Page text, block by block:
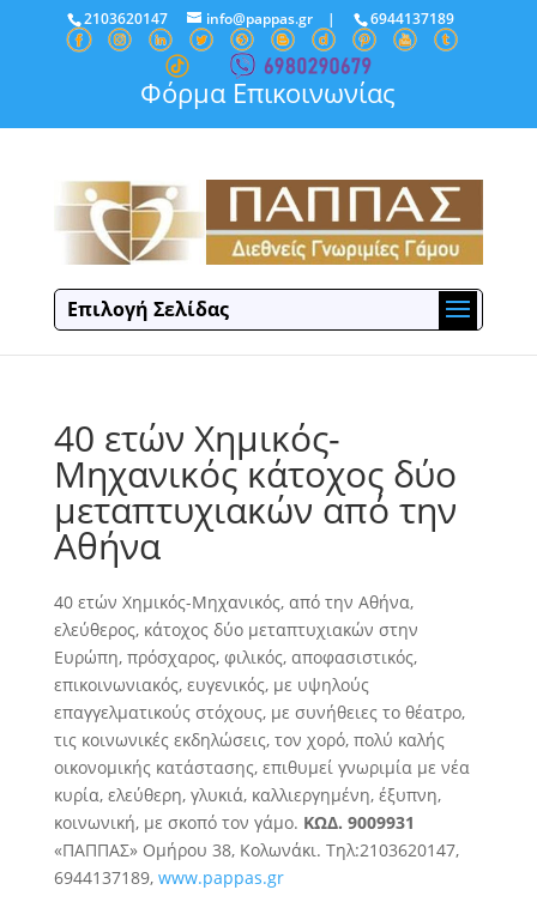
2103620147 info@pappas.gr| 6944137189
Φόρμα Επικοινωνίας
Επιλογή Σελίδας
40 ετών Χημικός-
Μηχανικός κάτοχος δύο
μεταπτυχιακών από την
Αθήνα
40 ετών Χημικός-Μηχανικός, από την Αθήνα,
ελεύθερος, κάτοχος δύο μεταπτυχιακών στην
Ευρώπη, πρόσχαρος, φιλικός, αποφασιστικός,
επικοινωνιακός, ευγενικός, με υψηλούς
επαγγελματικούς στόχους, με συνήθειες το θέατρο,
τις κοινωνικές εκδηλώσεις, τον χορό, πολύ καλής
οικονομικής κατάστασης, επιθυμεί γνωριμία με νέα
κυρία, ελεύθερη, γλυκιά, καλλιεργημένη, έξυπνη,
κοινωνική, με σκοπό τον γάμο. ΚΩΔ. 9009931
«ΠΑΠΠΑΣ» Ομήρου 38, Κολωνάκι. Τηλ:2103620147,
6944137189, www.pappas.gr